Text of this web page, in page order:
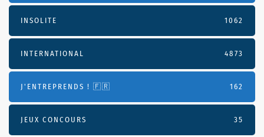
INSOLITE 1062
INTERNATIONAL 4873
J'ENTREPRENDS ! 🇫🇷 162
JEUX CONCOURS 35